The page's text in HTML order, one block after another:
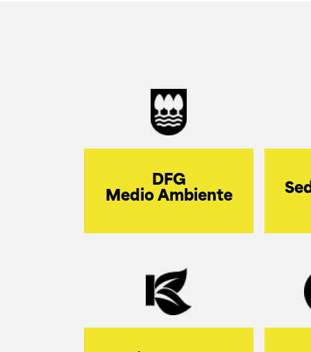
DFG
Medio Ambiente